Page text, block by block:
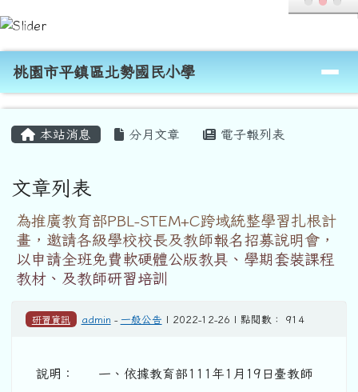
跳至主內容區
桃園市平鎮區北勢國民小學
導覽列
桃園市平鎮區北勢國民小學
本站消息 分月文章 電子報列表
文章列表
為推廣教育部PBL-STEM+C跨域統整學習扎根計
畫，邀請各級學校校長及教師報名招募說明會，
以申請全班免費軟硬體公版教具、學期套裝課程
教材、及教師研習培訓
研習資訊 admin - 一般公告 | 2022-12-26 | 點閱數： 914
說明： 一、依據教育部111年1月19日臺教師